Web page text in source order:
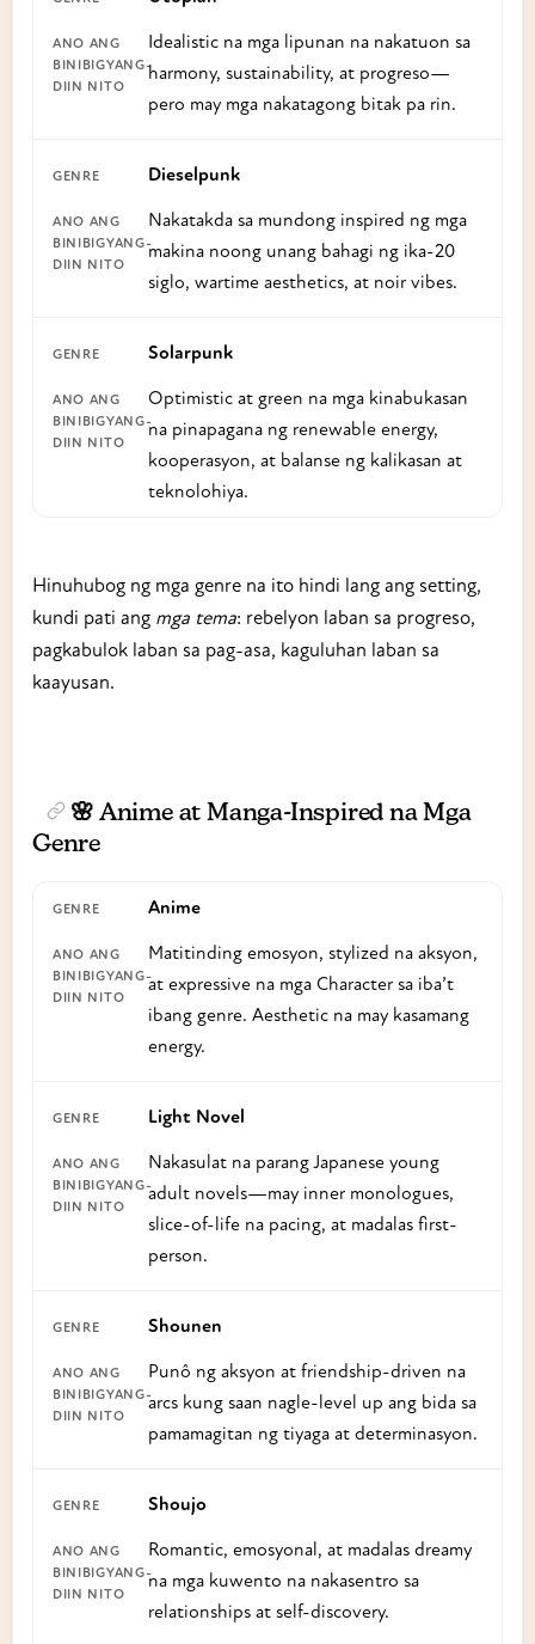
Idealistic na mga lipunan na nakatuon sa
harmony, sustainability, at progreso—
pero may mga nakatagong bitak pa rin.
Dieselpunk
Nakatakda sa mundong inspired ng mga
makina noong unang bahagi ng ika-20
siglo, wartime aesthetics, at noir vibes.
Solarpunk
Optimistic at green na mga kinabukasan
na pinapagana ng renewable energy,
kooperasyon, at balanse ng kalikasan at
teknolohiya.
Hinuhubog ng mga genre na ito hindi lang ang setting,
kundi pati ang mga tema: rebelyon laban sa progreso,
pagkabulok laban sa pag-asa, kaguluhan laban sa
kaayusan.
🌸 Anime at Manga-Inspired na Mga
Genre
Anime
Matitinding emosyon, stylized na aksyon,
at expressive na mga Character sa iba’t
ibang genre. Aesthetic na may kasamang
energy.
Light Novel
Nakasulat na parang Japanese young
adult novels—may inner monologues,
slice-of-life na pacing, at madalas first-
person.
Shounen
Punô ng aksyon at friendship-driven na
arcs kung saan nagle-level up ang bida sa
pamamagitan ng tiyaga at determinasyon.
Shoujo
Romantic, emosyonal, at madalas dreamy
na mga kuwento na nakasentro sa
relationships at self-discovery.